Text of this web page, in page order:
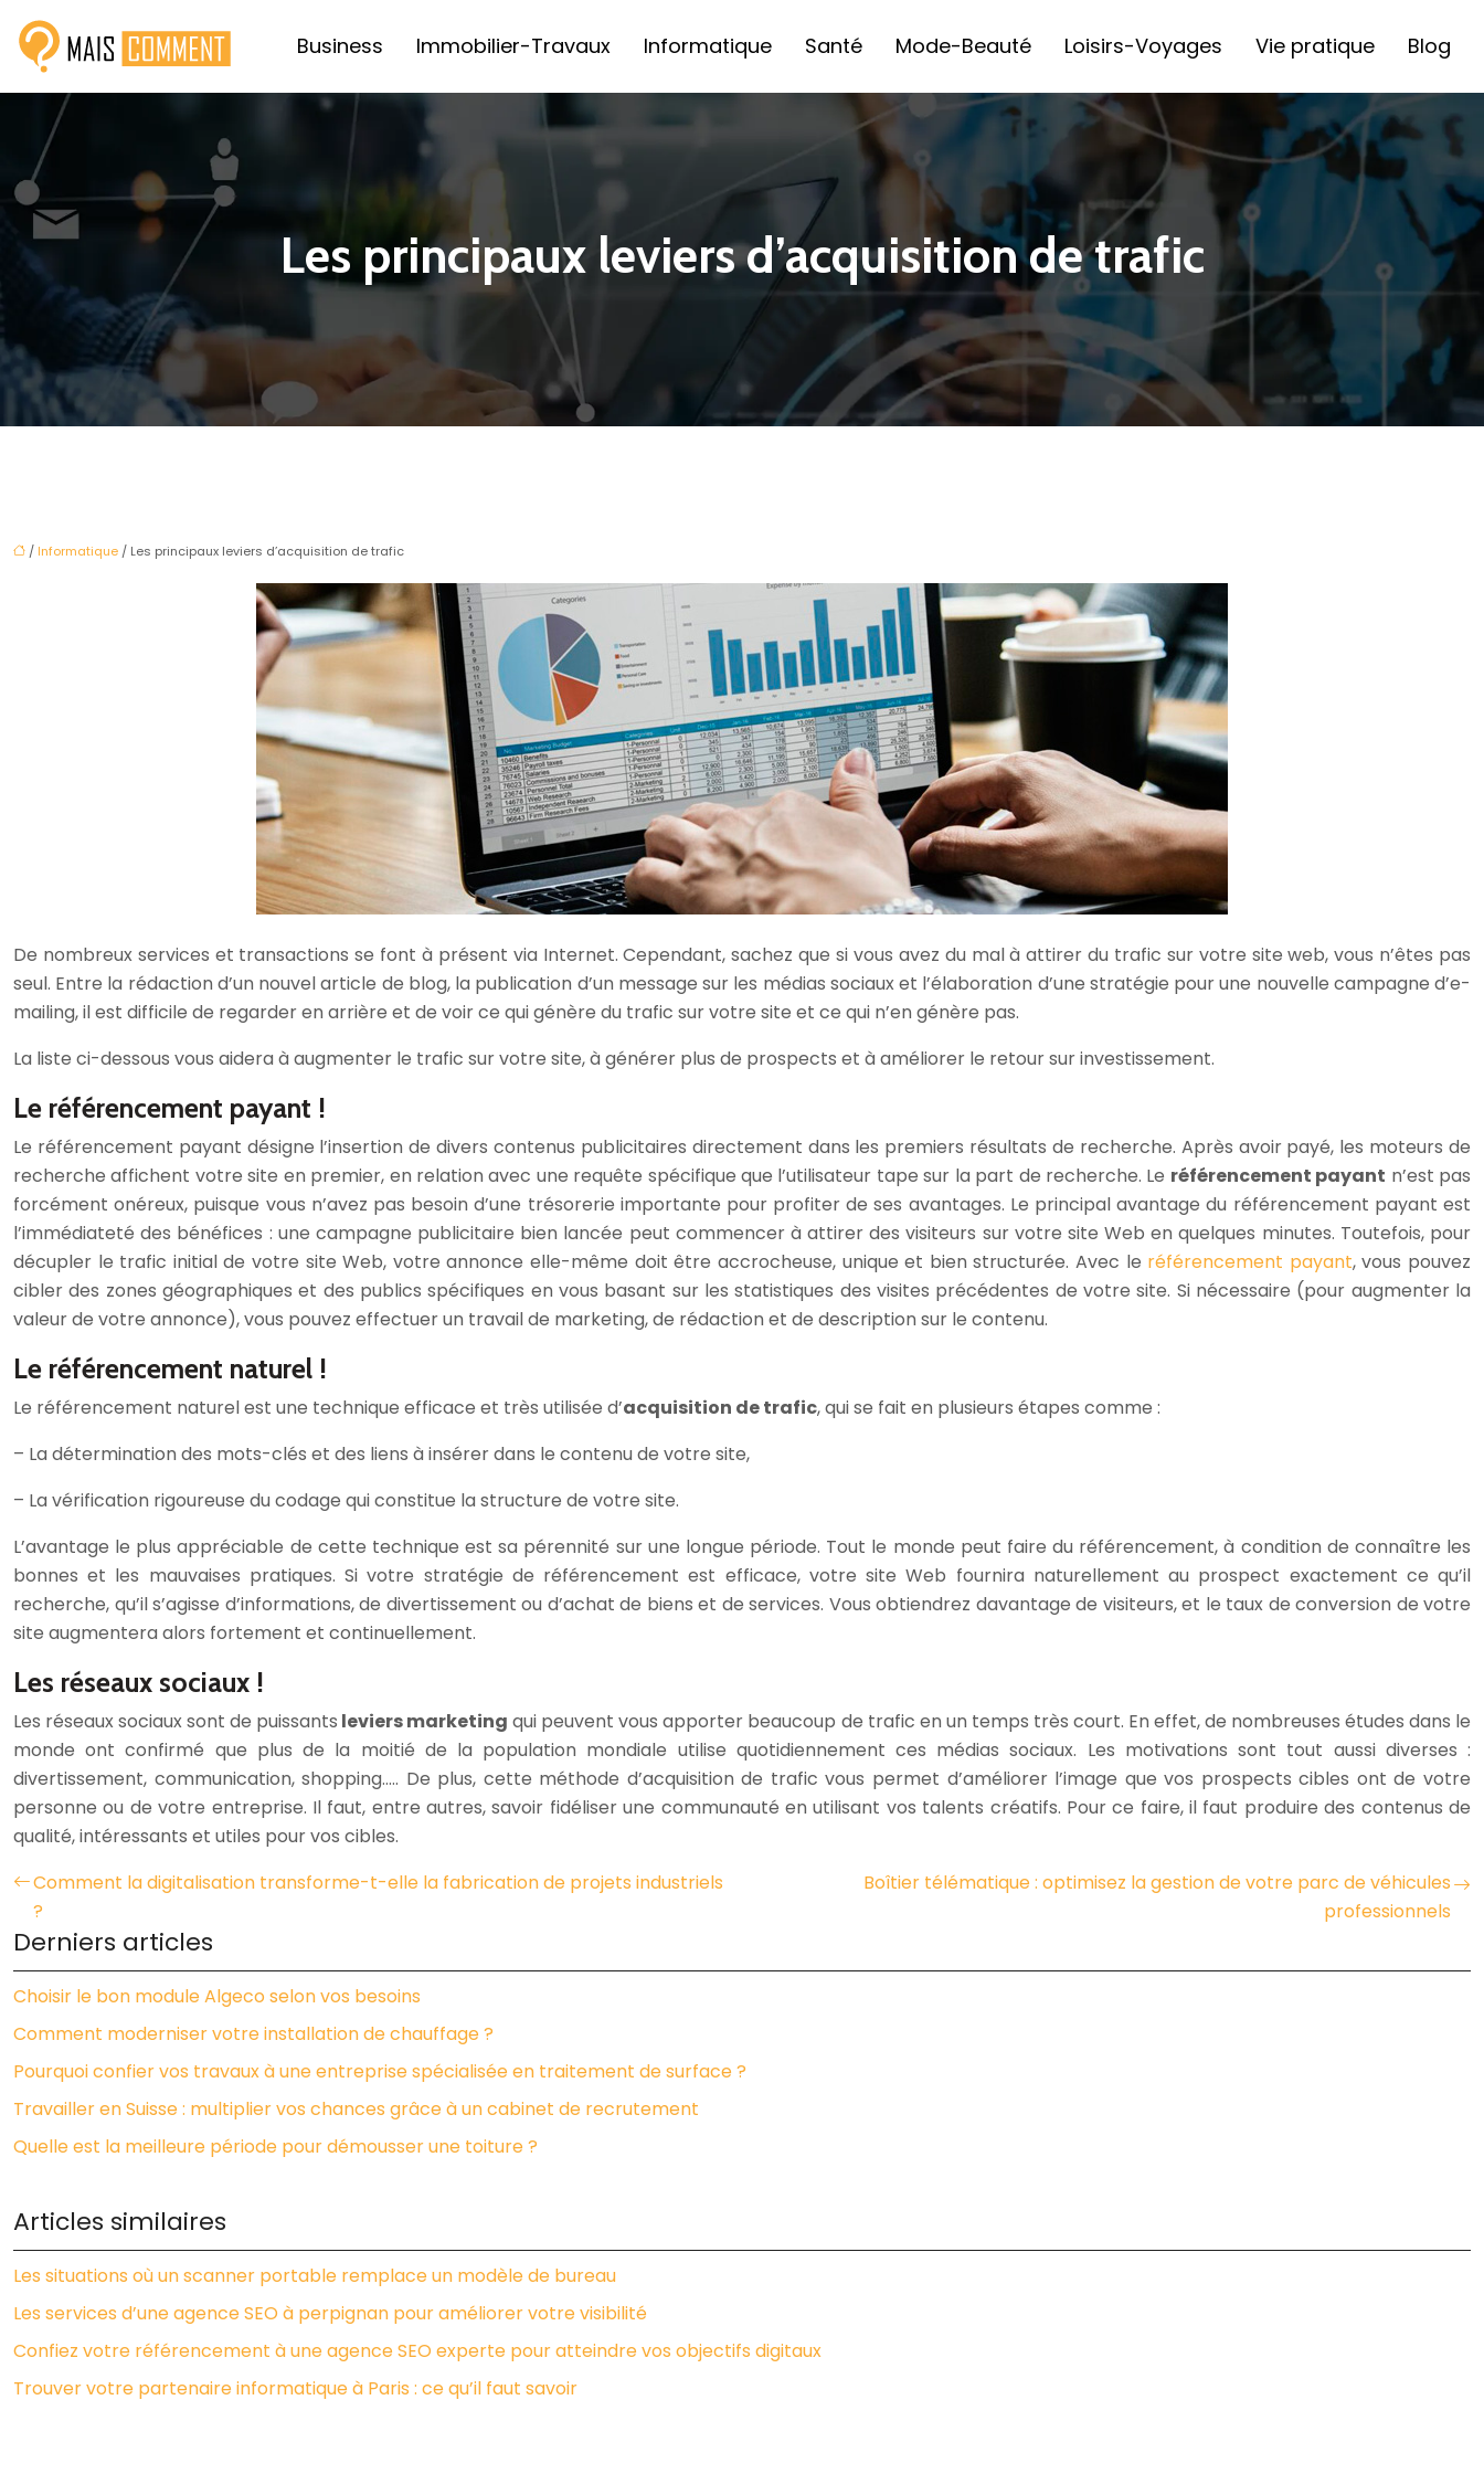
Business Immobilier-Travaux Informatique Santé Mode-Beauté Loisirs-Voyages Vie pratique Blog
Les principaux leviers d’acquisition de trafic
/ Informatique / Les principaux leviers d’acquisition de trafic
De nombreux services et transactions se font à présent via Internet. Cependant, sachez que si vous avez du mal à attirer du trafic sur votre site web, vous n’êtes pas
seul. Entre la rédaction d’un nouvel article de blog, la publication d’un message sur les médias sociaux et l’élaboration d’une stratégie pour une nouvelle campagne d’e-
mailing, il est difficile de regarder en arrière et de voir ce qui génère du trafic sur votre site et ce qui n’en génère pas.
La liste ci-dessous vous aidera à augmenter le trafic sur votre site, à générer plus de prospects et à améliorer le retour sur investissement.
Le référencement payant !
Le référencement payant désigne l’insertion de divers contenus publicitaires directement dans les premiers résultats de recherche. Après avoir payé, les moteurs de
recherche affichent votre site en premier, en relation avec une requête spécifique que l’utilisateur tape sur la part de recherche. Le référencement payant n’est pas
forcément onéreux, puisque vous n’avez pas besoin d’une trésorerie importante pour profiter de ses avantages. Le principal avantage du référencement payant est
l’immédiateté des bénéfices : une campagne publicitaire bien lancée peut commencer à attirer des visiteurs sur votre site Web en quelques minutes. Toutefois, pour
décupler le trafic initial de votre site Web, votre annonce elle-même doit être accrocheuse, unique et bien structurée. Avec le référencement payant, vous pouvez
cibler des zones géographiques et des publics spécifiques en vous basant sur les statistiques des visites précédentes de votre site. Si nécessaire (pour augmenter la
valeur de votre annonce), vous pouvez effectuer un travail de marketing, de rédaction et de description sur le contenu.
Le référencement naturel !
Le référencement naturel est une technique efficace et très utilisée d’acquisition de trafic, qui se fait en plusieurs étapes comme :
– La détermination des mots-clés et des liens à insérer dans le contenu de votre site,
– La vérification rigoureuse du codage qui constitue la structure de votre site.
L’avantage le plus appréciable de cette technique est sa pérennité sur une longue période. Tout le monde peut faire du référencement, à condition de connaître les
bonnes et les mauvaises pratiques. Si votre stratégie de référencement est efficace, votre site Web fournira naturellement au prospect exactement ce qu’il
recherche, qu’il s’agisse d’informations, de divertissement ou d’achat de biens et de services. Vous obtiendrez davantage de visiteurs, et le taux de conversion de votre
site augmentera alors fortement et continuellement.
Les réseaux sociaux !
Les réseaux sociaux sont de puissants leviers marketing qui peuvent vous apporter beaucoup de trafic en un temps très court. En effet, de nombreuses études dans le
monde ont confirmé que plus de la moitié de la population mondiale utilise quotidiennement ces médias sociaux. Les motivations sont tout aussi diverses :
divertissement, communication, shopping….. De plus, cette méthode d’acquisition de trafic vous permet d’améliorer l’image que vos prospects cibles ont de votre
personne ou de votre entreprise. Il faut, entre autres, savoir fidéliser une communauté en utilisant vos talents créatifs. Pour ce faire, il faut produire des contenus de
qualité, intéressants et utiles pour vos cibles.
Comment la digitalisation transforme-t-elle la fabrication de projets industriels
?
Boîtier télématique : optimisez la gestion de votre parc de véhicules
professionnels
Derniers articles
Choisir le bon module Algeco selon vos besoins
Comment moderniser votre installation de chauffage ?
Pourquoi confier vos travaux à une entreprise spécialisée en traitement de surface ?
Travailler en Suisse : multiplier vos chances grâce à un cabinet de recrutement
Quelle est la meilleure période pour démousser une toiture ?
Articles similaires
Les situations où un scanner portable remplace un modèle de bureau
Les services d’une agence SEO à perpignan pour améliorer votre visibilité
Confiez votre référencement à une agence SEO experte pour atteindre vos objectifs digitaux
Trouver votre partenaire informatique à Paris : ce qu’il faut savoir